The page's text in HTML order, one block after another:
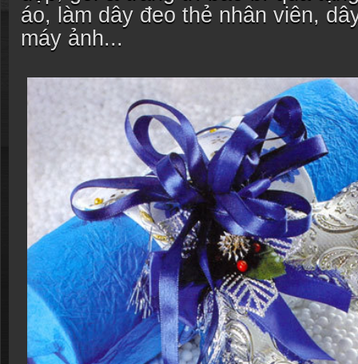
áo, làm dây đeo thẻ nhân viên,
máy ảnh...